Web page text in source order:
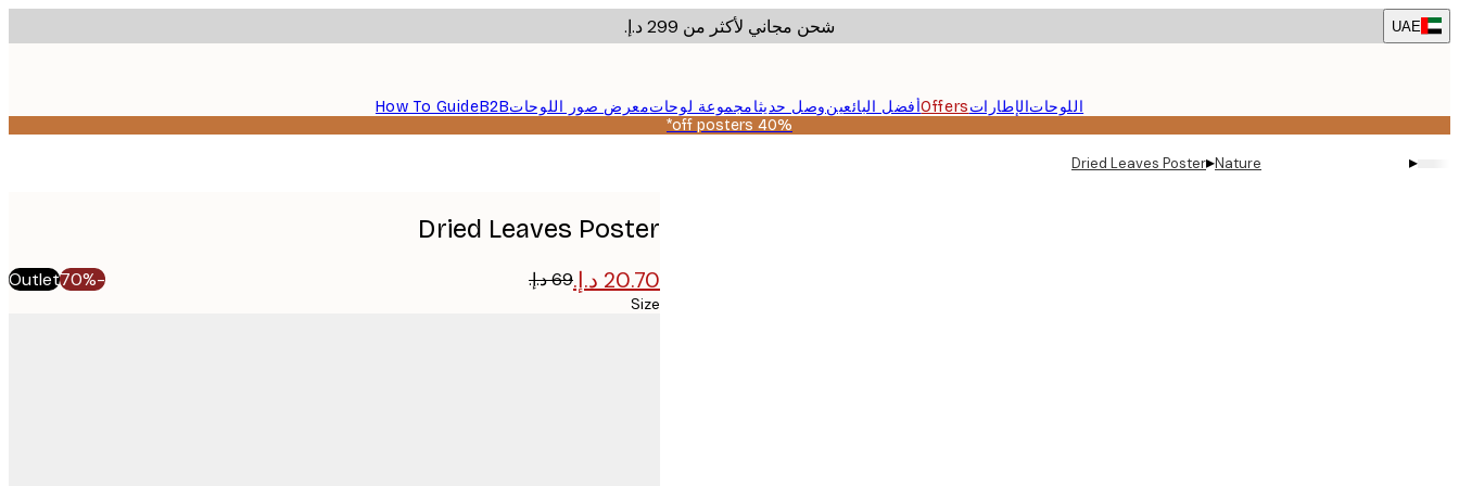
Skip
to
UAE شحن مجاني لأكثر من ‏299 د.إ.‏
اللوحاتالإطاراتOffersأفضل البائعينوصل حديثامجموعة لوحاتمعرض صور اللوحاتB2B
How To Guide
40% off posters*
▸
Nature
▸
Dried Leaves Poster
Dried Leaves Poster
-70%
Outlet
Size